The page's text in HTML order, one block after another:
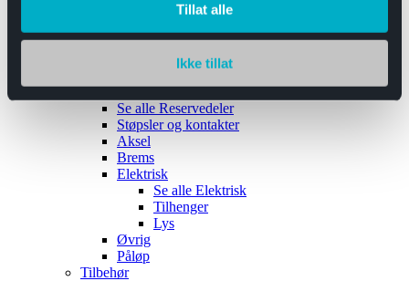
Tillat alle
Ikke tillat
Båthengere
Reservedeler
Se alle Reservedeler
Støpsler og kontakter
Aksel
Brems
Elektrisk
Se alle Elektrisk
Tilhenger
Lys
Øvrig
Påløp
Tilbehør